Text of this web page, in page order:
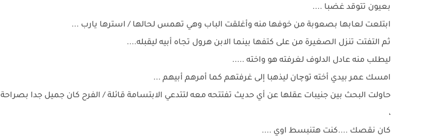
بعيون تتوقد غضبا ....
ابتلعت لعابها بصعوبة من خوفها منه وأغلقت الباب وهي تهمس لحالها / استرها يارب ...
ثم التفتت تنزل الصغيرة من على كتفها بينما الابن هرول تجاه أبيه ليقبله....
ليطلب منه عادل الدلوف لغرفته هو واخته .....
امسك عمر بيدي أخته توچان ليذهبا إلى غرفتهم كما أمرهم أبيهم ...
حاولت البحث بين جنيبات عقلها عن أي حديث تفتتحه معه لتتدعي الابتسامة قائلة / الفرح كان جميل جدا بصراحة
،
كان نقصك ....كنت هتنبسط اوي ....